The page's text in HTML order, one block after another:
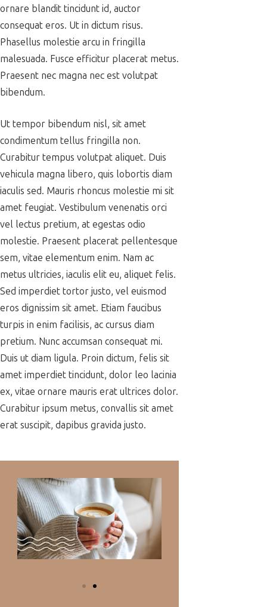
ornare blandit tincidunt id, auctor
consequat eros. Ut in dictum risus.
Phasellus molestie arcu in fringilla
malesuada. Fusce efficitur placerat metus.
Praesent nec magna nec est volutpat
bibendum.
Ut tempor bibendum nisl, sit amet
condimentum tellus fringilla non.
Curabitur tempus volutpat aliquet. Duis
vehicula magna libero, quis lobortis diam
iaculis sed. Mauris rhoncus molestie mi sit
amet feugiat. Vestibulum venenatis orci
vel lectus pretium, at egestas odio
molestie. Praesent placerat pellentesque
sem, vitae elementum enim. Nam ac
metus ultricies, iaculis elit eu, aliquet felis.
Sed imperdiet tortor justo, vel euismod
eros dignissim sit amet. Etiam faucibus
turpis in enim facilisis, ac cursus diam
pretium. Nunc accumsan consequat mi.
Duis ut diam ligula. Proin dictum, felis sit
amet imperdiet tincidunt, dolor leo lacinia
ex, vitae ornare mauris erat ultrices dolor.
Curabitur ipsum metus, convallis sit amet
erat suscipit, dapibus gravida justo.